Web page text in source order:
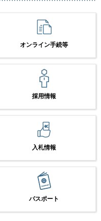
オンライン手続等
採用情報
入札情報
パスポート